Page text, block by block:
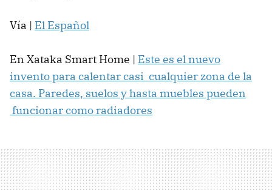
Vía | El Español
En Xataka Smart Home | Este es el nuevo
invento para calentar casi cualquier zona de la
casa. Paredes, suelos y hasta muebles pueden
funcionar como radiadores